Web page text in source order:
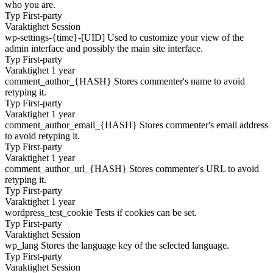
who you are.
Typ First-party
Varaktighet Session
wp-settings-{time}-[UID] Used to customize your view of the
admin interface and possibly the main site interface.
Typ First-party
Varaktighet 1 year
comment_author_{HASH} Stores commenter's name to avoid
retyping it.
Typ First-party
Varaktighet 1 year
comment_author_email_{HASH} Stores commenter's email address
to avoid retyping it.
Typ First-party
Varaktighet 1 year
comment_author_url_{HASH} Stores commenter's URL to avoid
retyping it.
Typ First-party
Varaktighet 1 year
wordpress_test_cookie Tests if cookies can be set.
Typ First-party
Varaktighet Session
wp_lang Stores the language key of the selected language.
Typ First-party
Varaktighet Session